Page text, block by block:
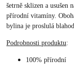
šetrně sklizen a usušen
přírodní vitamíny.
bylina je proslulá
Podrobnosti produktu:
100% přírodní